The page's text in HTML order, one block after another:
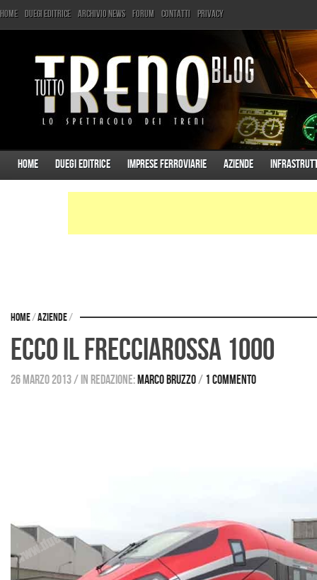
Home Duegi Editrice Archivio News Forum Contatti Privacy
Home Duegi Editrice Imprese ferroviarie Aziende
Home/Aziende/
Ecco il Frecciarossa 1000
26 marzo 2013/ in redazione: Marco Bruzzo/ 1 commento